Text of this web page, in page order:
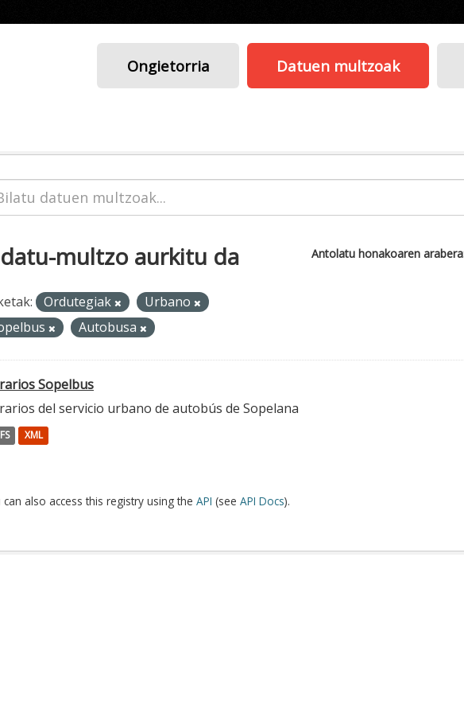
Ongietorria Datuen multzoak
Antolatu honakoaren arabera
multzo aurkitu da
Ordutegiak
Urbano
Autobusa
Sopelbus
del servicio urbano de autobús de Sopelana
XML
can also access this registry using the API (see API Docs).